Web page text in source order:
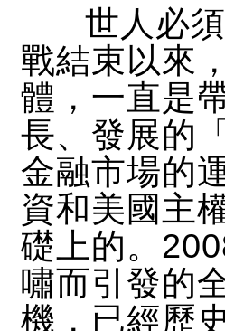
世人必須
戰結束以來
體，一直是
長、發展的
金融市場的
資和美國主
礎上的。
嘯而引發的
機，已經歷